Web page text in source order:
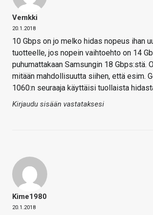
Vemkki
20.1.2018
10 Gbps on jo melko hidas nopeus ihan
tuotteelle, jos nopein vaihtoehto on 14
puhumattakaan Samsungin 18 Gbps:stä.
mitään mahdollisuutta siihen, että esim.
1060:n seuraaja käyttäisi tuollaista
Kirjaudu sisään vastataksesi
Kime1980
20.1.2018